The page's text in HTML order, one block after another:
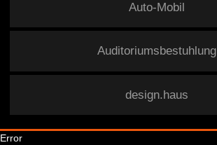
Auto-Mobil
Auditoriumsbestuhlung
design.haus
Error